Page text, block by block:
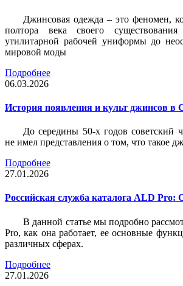
Джинсовая одежда – это феномен,
полтора века своего
утилитарной рабочей униформы до
мировой моды
Подробнее
06.03.2026
История появления и культ джинсов
До середины 50-х годов советский
не имел представления о том, что такое
Подробнее
27.01.2026
Российская служба каталога ALD Pro:
В данной статье мы подробно
Pro, как она работает, ее основные
различных сферах.
Подробнее
27.01.2026